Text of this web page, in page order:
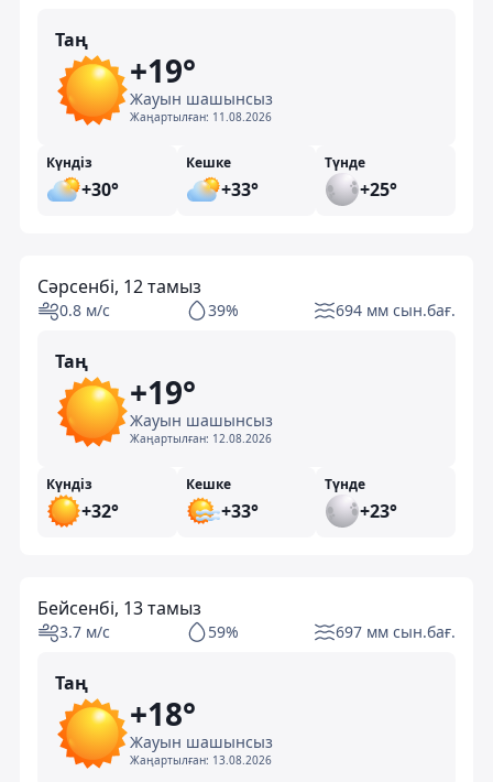
Таң
+19°
Жауын шашынсыз
Жаңартылған: 11.08.2026
Күндіз
+30°
Кешке
+33°
Түнде
+25°
Сәрсенбі, 12 тамыз
0.8 м/с 39% 694 мм сын.бағ.
Таң
+19°
Жауын шашынсыз
Жаңартылған: 12.08.2026
Күндіз
+32°
Кешке
+33°
Түнде
+23°
Бейсенбі, 13 тамыз
3.7 м/с 59% 697 мм сын.бағ.
Таң
+18°
Жауын шашынсыз
Жаңартылған: 13.08.2026